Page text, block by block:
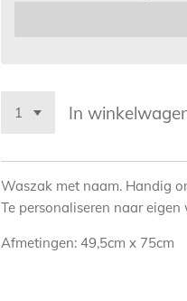
In
Waszak met naam. Handig
Te personaliseren naar eigen
Afmetingen: 49,5cm x 75cm